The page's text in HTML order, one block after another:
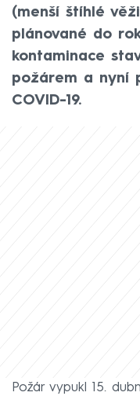
(menší štíhlé
plánované do
kontaminace
požárem a nyní
COVID-19.
Požár vypukl 15.